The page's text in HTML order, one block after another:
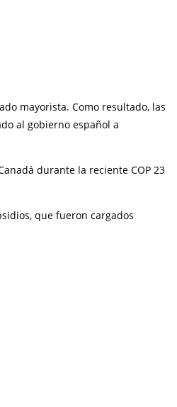
mayorista. Como resultado, las
al gobierno español a
durante la reciente COP 23
que fueron cargados